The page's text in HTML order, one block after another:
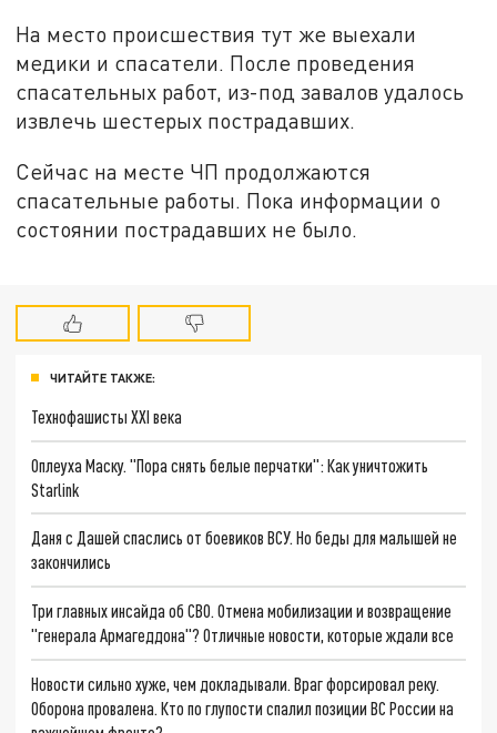
На место происшествия тут же выехали
медики и спасатели. После проведения
спасательных работ, из-под завалов удалось
извлечь шестерых пострадавших.
Сейчас на месте ЧП продолжаются
спасательные работы. Пока информации о
состоянии пострадавших не было.
ЧИТАЙТЕ ТАКЖЕ:
Технофашисты XXI века
Оплеуха Маску. "Пора снять белые перчатки": Как уничтожить
Starlink
Даня с Дашей спаслись от боевиков ВСУ. Но беды для малышей не
закончились
Три главных инсайда об СВО. Отмена мобилизации и возвращение
"генерала Армагеддона"? Отличные новости, которые ждали все
Новости сильно хуже, чем докладывали. Враг форсировал реку.
Оборона провалена. Кто по глупости спалил позиции ВС России на